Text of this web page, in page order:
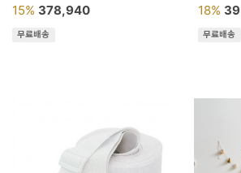
15% 378,940
무료배송
18%
무료배송